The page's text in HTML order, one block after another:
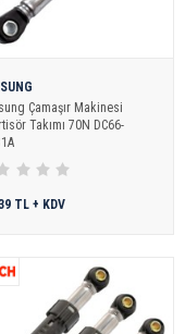
Çamaşır Makinesi
Takımı 70N DC66-
TL + KDV